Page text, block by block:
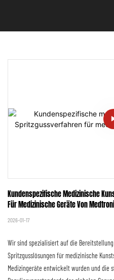
Kundenspezifische Medizinische
Für Medizinische Geräte Von
2026-01-17
Wir sind spezialisiert auf die
Spritzgusslösungen für medizinische
Medizingeräte entwickelt wurden und die